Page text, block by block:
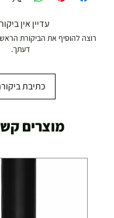
עדיין אין
רוצה להוסיף את הביקורת
דעתך.
כתיבת
מוצרים